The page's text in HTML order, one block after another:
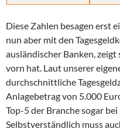
Diese Zahlen besagen erst
nun aber mit den
ausländischer Banken,
vorn hat. Laut unserer
durchschnittliche
Anlagebetrag von 5.000
Top-5 der Branche sogar
Selbstverständlich muss